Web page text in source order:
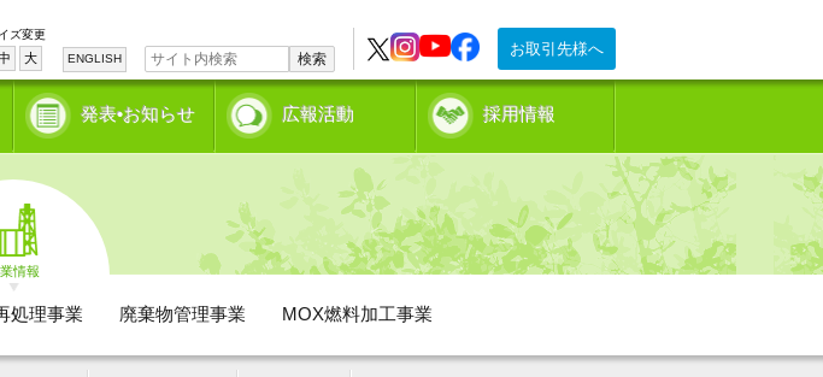
お取引先様へ
検索
ズ変更
大 ENGLISH
発表•お知らせ 広報活動 採用情報
情報
処理事業 廃棄物管理事業 MOX燃料加工事業